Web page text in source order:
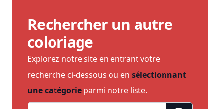
Rechercher un autre
coloriage
Explorez notre site en entrant votre
recherche ci-dessous ou en sélectionnant
une catégorie parmi notre liste.